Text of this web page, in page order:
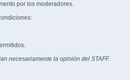
por los moderadores.
necesariamente la opinión del STAFF.